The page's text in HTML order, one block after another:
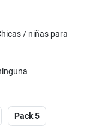
/ niñas para
Pack 5